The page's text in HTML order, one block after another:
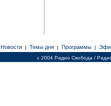
Новости | Темы дня | Программы |
c 2004 Радио Свобода /